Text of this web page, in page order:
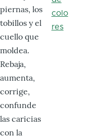
piernas, los
tobillos y el
cuello que
moldea.
Rebaja,
aumenta,
corrige,
confunde
las caricias
con la
colo
res